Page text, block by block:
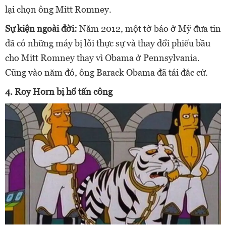
lại chọn ông Mitt Romney.
Sự kiện ngoài đời: Năm 2012, một tờ báo ở Mỹ đưa tin
đã có những máy bị lỗi thực sự và thay đổi phiếu bầu
cho Mitt Romney thay vì Obama ở Pennsylvania.
Cũng vào năm đó, ông Barack Obama đã tái đắc cử.
4. Roy Horn bị hổ tấn công